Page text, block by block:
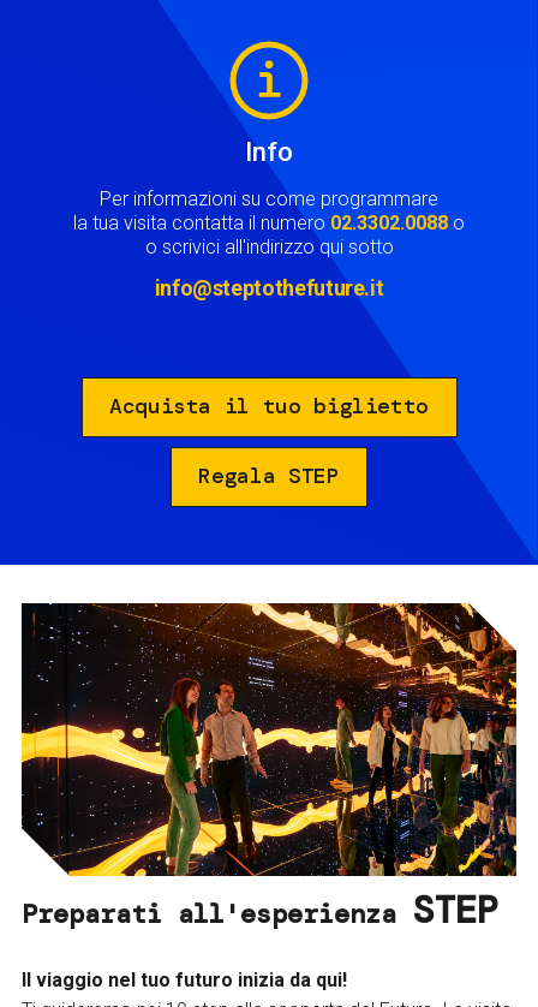
Info
Per informazioni su come programmare
la tua visita contatta il numero 02.3302.0088 o
o scrivici all'indirizzo qui sotto
info@steptothefuture.it
Acquista il tuo biglietto
Regala STEP
Preparati all'esperienza STEP
Il viaggio nel tuo futuro inizia da qui!